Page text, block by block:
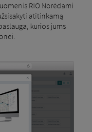
RIO Norėdami
atitinkamą
kurios jums